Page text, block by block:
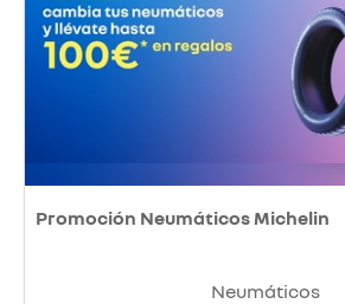
Promoción Neumáticos Michelin
Neumáticos